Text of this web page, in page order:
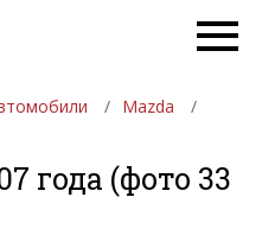
Mazda
года (фото 33
ДЕВУШКИ